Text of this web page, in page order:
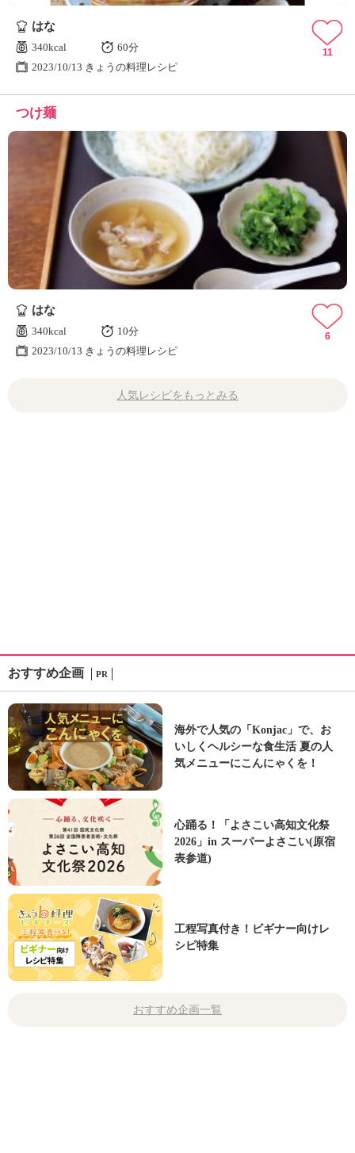
はな
340kcal
60分
2023/10/13 きょうの料理レシピ
11
つけ麺
はな
340kcal
10分
2023/10/13 きょうの料理レシピ
6
人気レシピをもっとみる
おすすめ企画 PR
海外で人気の「Konjac」で、お
いしくヘルシーな食生活 夏の人
気メニューにこんにゃくを！
心踊る！「よさこい高知文化祭
2026」in スーパーよさこい(原宿
表参道)
工程写真付き！ビギナー向けレ
シピ特集
おすすめ企画一覧